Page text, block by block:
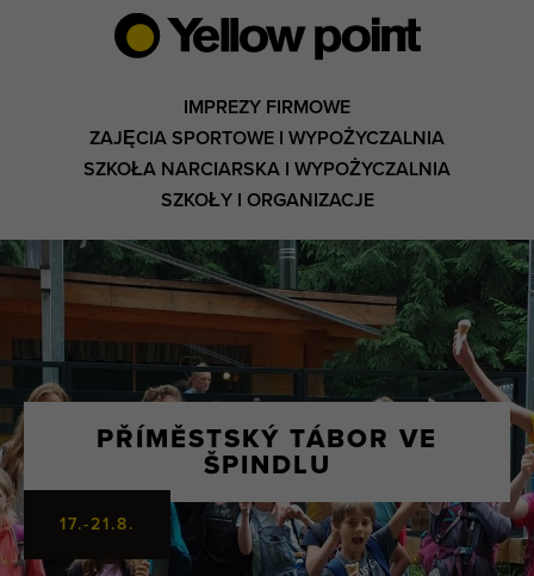
IMPREZY FIRMOWE
ZAJĘCIA SPORTOWE I WYPOŻYCZALNIA
SZKOŁA NARCIARSKA I WYPOŻYCZALNIA
SZKOŁY I ORGANIZACJE
PŘÍMĚSTSKÝ TÁBOR VE
ŠPINDLU
17.-21.8.